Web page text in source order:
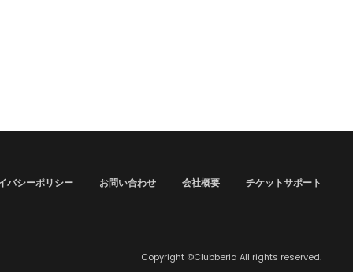
バシーポリシー お問い合わせ 会社概要 チケットサポート
Copyright ©Clubberia All rights reserved.